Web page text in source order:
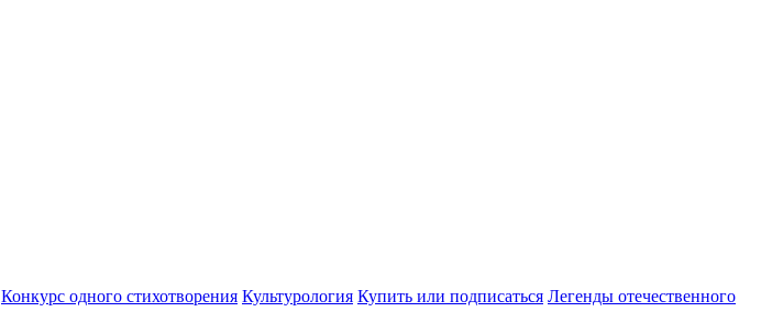
Конкурс одного стихотворения Культурология Купить или подписаться Легенды отечественного